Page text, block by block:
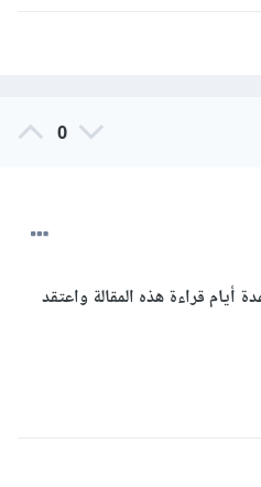
0
أيام قراءة هذه المقالة واعتقد